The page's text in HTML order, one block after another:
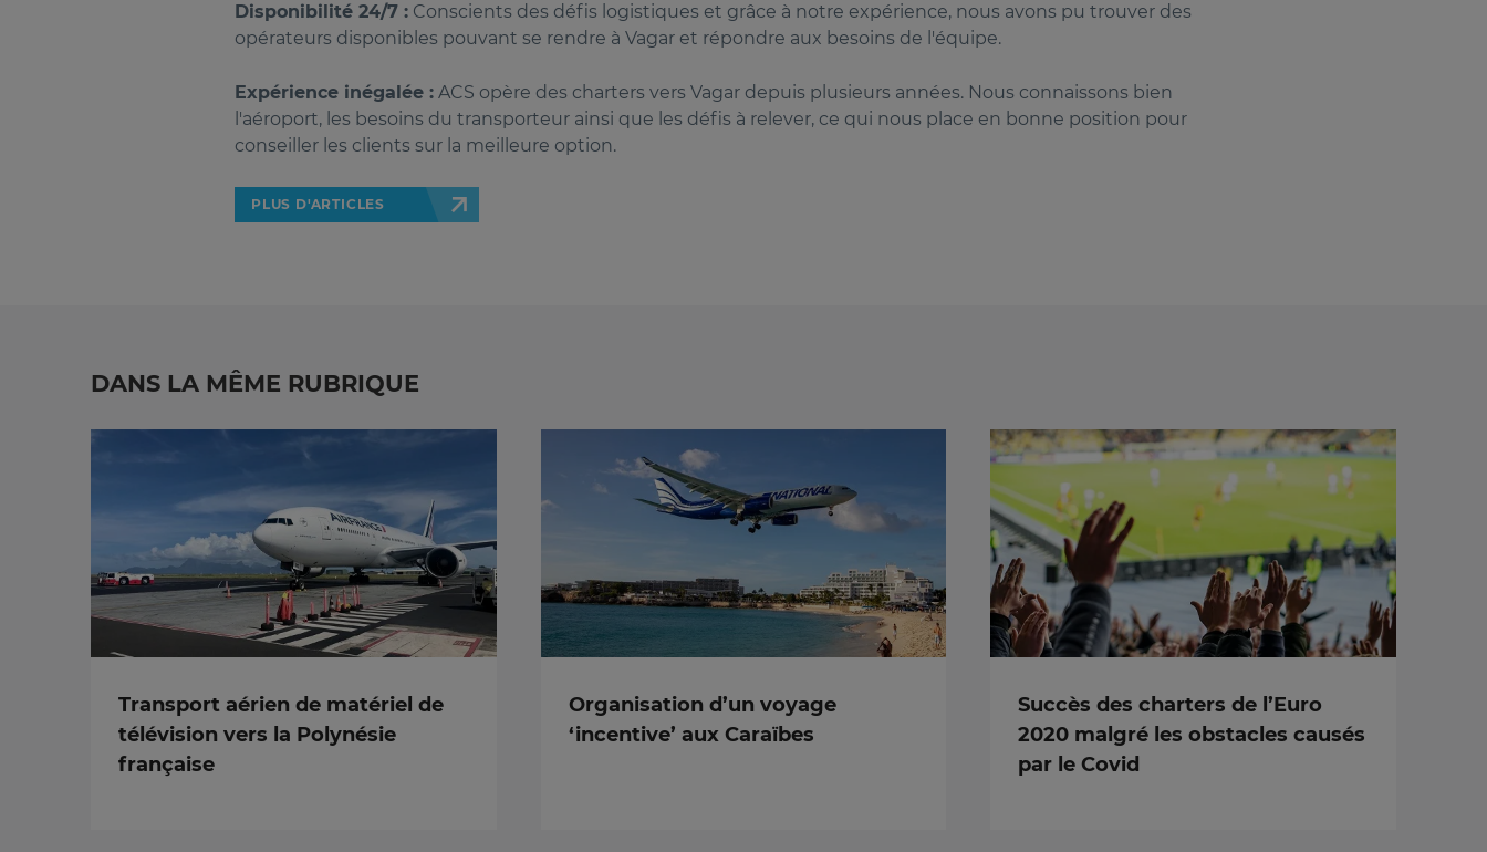
Disponibilité 24/7 : Conscients des défis logistiques et grâce à notre expérience, nous avons pu trouver des
opérateurs disponibles pouvant se rendre à Vagar et répondre aux besoins de l'équipe.
Expérience inégalée : ACS opère des charters vers Vagar depuis plusieurs années. Nous connaissons bien
l'aéroport, les besoins du transporteur ainsi que les défis à relever, ce qui nous place en bonne position pour
conseiller les clients sur la meilleure option.
PLUS D'ARTICLES
DANS LA MÊME RUBRIQUE
Transport aérien de matériel de
télévision vers la Polynésie
française
Organisation d’un voyage
‘incentive’ aux Caraïbes
Succès des charters de l’Euro
2020 malgré les obstacles causés
par le Covid